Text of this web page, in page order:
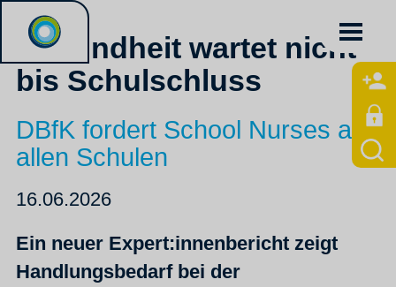
Gesundheit wartet nicht
bis Schulschluss
DBfK fordert School Nurses an
allen Schulen
16.06.2026
Ein neuer Expert:innenbericht zeigt
Handlungsbedarf bei der